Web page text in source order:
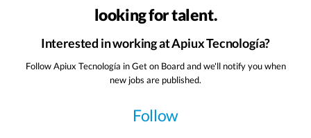
looking for talent.
Interested in working at Apiux Tecnología?
Follow Apiux Tecnología in Get on Board and we'll notify you when
new jobs are published.
Follow